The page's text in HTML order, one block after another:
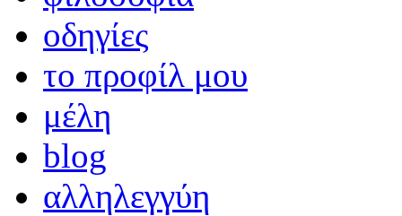
οδηγίες
το προφίλ μου
μέλη
blog
αλληλεγγύη